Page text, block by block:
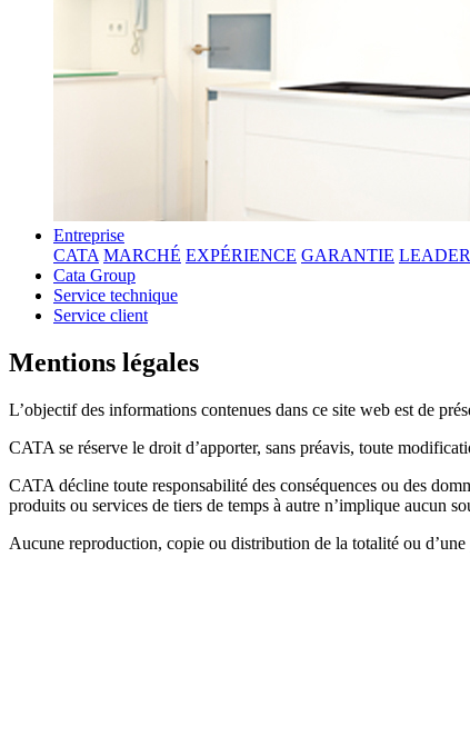
Entreprise
CATA MARCHÉ EXPÉRIENCE GARANTIE
Cata Group
Service technique
Service client
Mentions légales
L’objectif des informations contenues dans ce site web est de
CATA se réserve le droit d’apporter, sans préavis, toute
CATA décline toute responsabilité des conséquences ou des
produits ou services de tiers de temps à autre n’implique aucun
Aucune reproduction, copie ou distribution de la totalité ou